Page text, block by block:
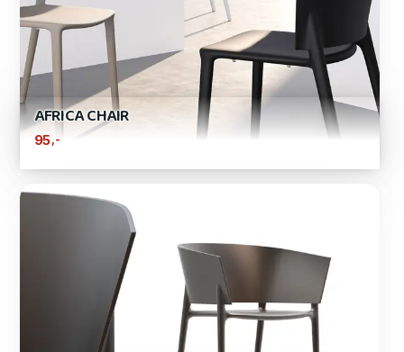
AFRICA CHAIR
95 ,-